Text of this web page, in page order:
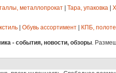
металлопрокат Тара, упаковка
Обувь ассортимент КПБ,
- события, новости, обзоры.